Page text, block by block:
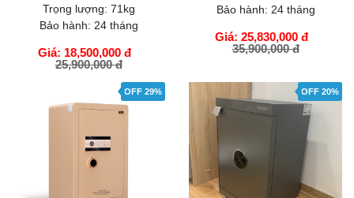
Trọng lượng: 71kg
Bảo hành: 24 tháng
Giá: 18,500,000 đ
25,900,000 đ
GIỎ HÀNG
Bảo hành: 24 tháng
Giá: 25,830,000 đ
35,900,000 đ
OFF 29% OFF 20%